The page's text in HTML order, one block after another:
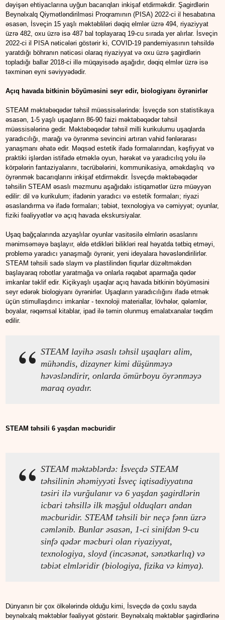
dəyişən ehtiyaclarına uyğun bacarıqları inkişaf etdirməkdir. Şagirdlərin
Beynəlxalq Qiymətləndirilməsi Proqramının (PISA) 2022-ci il hesabatına
əsasən, İsveçin 15 yaşlı məktəbliləri dəqiq elmlər üzrə 494, riyaziyyat
üzrə 482, oxu üzrə isə 487 bal toplayaraq 19-cu sırada yer alırlar. İsveçin
2022-ci il PISA nəticələri göstərir ki, COVID-19 pandemiyasının təhsildə
yaratdığı böhranın nəticəsi olaraq riyaziyyat və oxu üzrə şagirdlərin
topladığı ballar 2018-ci illə müqayisədə aşağıdır, dəqiq elmlər üzrə isə
təxminən eyni səviyyədədir.
Açıq havada bitkinin böyüməsini seyr edir, biologiyanı öyrənirlər
STEAM məktəbəqədər təhsil müəssisələrində: İsveçdə son statistikaya
əsasən, 1-5 yaşlı uşaqların 86-90 faizi məktəbəqədər təhsil
müəssisələrinə gedir. Məktəbəqədər təhsil milli kurikulumu uşaqlarda
yaradıcılığı, marağı və öyrənmə sevincini artıran vahid fənlərarası
yanaşmanı əhatə edir. Məqsəd estetik ifadə formalarından, kəşfiyyat və
praktiki işlərdən istifadə etməklə oyun, hərəkət və yaradıcılıq yolu ilə
körpələrin fantaziyalarını, təcrübələrini, kommunikasiya, əməkdaşlıq və
öyrənmək bacarıqlarını inkişaf etdirməkdir. İsveçdə məktəbəqədər
təhsilin STEAM əsaslı məzmunu aşağıdakı istiqamətlər üzrə müəyyən
edilir: dil və kurikulum; ifadənin yaradıcı və estetik formaları; riyazi
əsaslandırma və ifadə formaları; təbiət, texnologiya və cəmiyyət; oyunlar,
fiziki fəaliyyətlər və açıq havada ekskursiyalar.
Uşaq bağçalarında azyaşlılar oyunlar vasitəsilə elmlərin əsaslarını
mənimsəməyə başlayır, əldə etdikləri bilikləri real həyatda tətbiq etməyi,
problemə yaradıcı yanaşmağı öyrənir, yeni ideyalara həvəsləndirilirlər.
STEAM təhsili sadə slaym və plastilindən fiqurlar düzəltməkdən
başlayaraq robotlar yaratmağa və onlarla rəqabət aparmağa qədər
imkanlar təklif edir. Kiçikyaşlı uşaqlar açıq havada bitkinin böyüməsini
seyr edərək biologiyanı öyrənirlər. Uşaqların yaradıcılığını ifadə etmək
üçün stimullaşdırıcı imkanlar - texnoloji materiallar, lövhələr, qələmlər,
boyalar, rəqəmsal kitablar, ipad ilə təmin olunmuş emalatxanalar təqdim
edilir.
STEAM layihə əsaslı təhsil uşaqları alim,
mühəndis, dizayner kimi düşünməyə
həvəsləndirir, onlarda ömürboyu öyrənməyə
maraq oyadır.
STEAM təhsili 6 yaşdan məcburidir
STEAM məktəblərdə: İsveçdə STEAM
təhsilinin əhəmiyyəti İsveç iqtisadiyyatına
təsiri ilə vurğulanır və 6 yaşdan şagirdlərin
icbari təhsillə ilk məşğul olduqları andan
məcburidir. STEAM təhsili bir neçə fənn üzrə
cəmlənib. Bunlar əsasən, 1-ci sinifdən 9-cu
sinfə qədər məcburi olan riyaziyyat,
texnologiya, sloyd (incəsənət, sənətkarlıq) və
təbiət elmləridir (biologiya, fizika və kimya).
Dünyanın bir çox ölkələrində olduğu kimi, İsveçdə də çoxlu sayda
beynəlxalq məktəblər fəaliyyət göstərir. Beynəlxalq məktəblər şagirdlərinə